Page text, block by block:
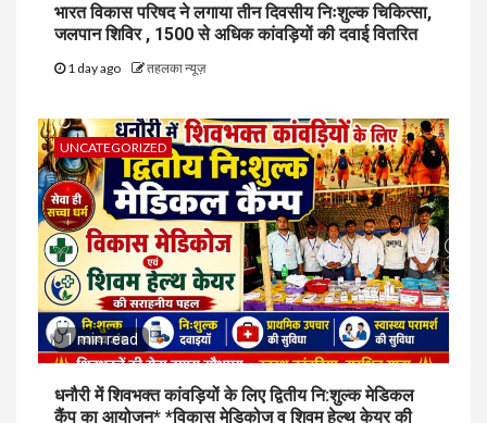
भारत विकास परिषद ने लगाया तीन दिवसीय निःशुल्क चिकित्सा,
जलपान शिविर , 1500 से अधिक कांवड़ियों की दवाई वितरित
1 day ago तहलका न्यूज़
UNCATEGORIZED
1 min read
धनौरी में शिवभक्त कांवड़ियों के लिए द्वितीय नि:शुल्क मेडिकल
कैंप का आयोजन* *विकास मेडिकोज व शिवम हेल्थ केयर की